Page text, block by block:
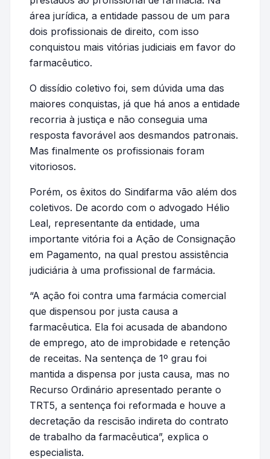
área jurídica, a entidade passou de um para
dois profissionais de direito, com isso
conquistou mais vitórias judiciais em favor do
farmacêutico.
O dissídio coletivo foi, sem dúvida uma das
maiores conquistas, já que há anos a entidade
recorria à justiça e não conseguia uma
resposta favorável aos desmandos patronais.
Mas finalmente os profissionais foram
vitoriosos.
Porém, os êxitos do Sindifarma vão além dos
coletivos. De acordo com o advogado Hélio
Leal, representante da entidade, uma
importante vitória foi a Ação de Consignação
em Pagamento, na qual prestou assistência
judiciária à uma profissional de farmácia.
“A ação foi contra uma farmácia comercial
que dispensou por justa causa a
farmacêutica. Ela foi acusada de abandono
de emprego, ato de improbidade e retenção
de receitas. Na sentença de 1º grau foi
mantida a dispensa por justa causa, mas no
Recurso Ordinário apresentado perante o
TRT5, a sentença foi reformada e houve a
decretação da rescisão indireta do contrato
de trabalho da farmacêutica”, explica o
especialista.